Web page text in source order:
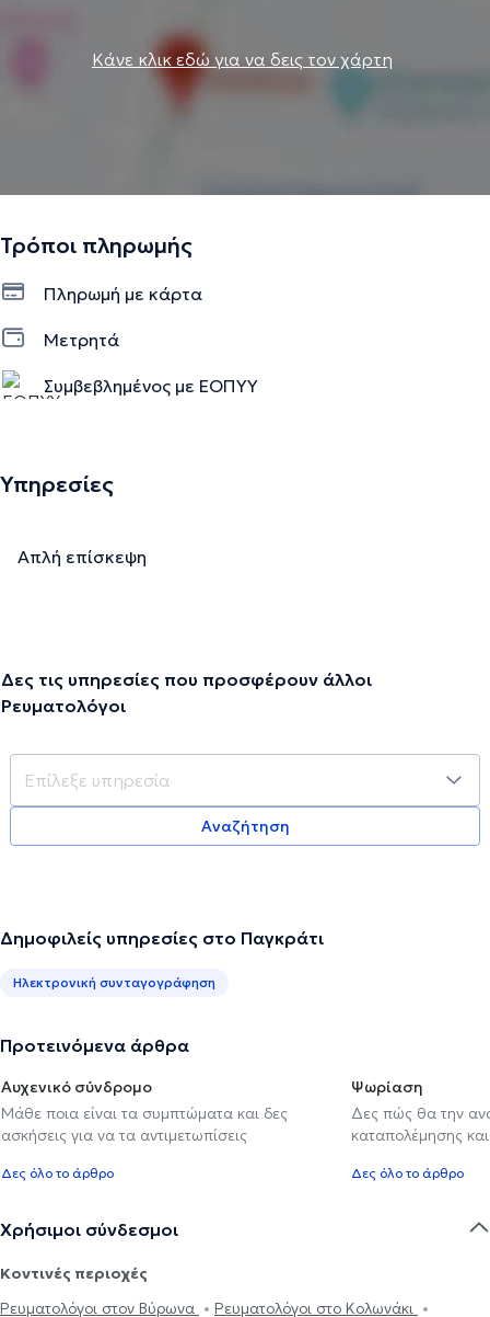
Κάνε κλικ εδώ για να δεις τον χάρτη
Τρόποι πληρωμής
Πληρωμή με κάρτα
Μετρητά
Συμβεβλημένος με ΕΟΠΥΥ
Υπηρεσίες
Απλή επίσκεψη
Δες τις υπηρεσίες που προσφέρουν άλλοι
Ρευματολόγοι
Αναζήτηση
Δημοφιλείς υπηρεσίες στο Παγκράτι
Ηλεκτρονική συνταγογράφηση
Προτεινόμενα άρθρα
Αυχενικό σύνδρομο
Μάθε ποια είναι τα συμπτώματα και δες
ασκήσεις για να τα αντιμετωπίσεις
Δες όλο το άρθρο
Ψωρίαση
Δες πώς θα την
καταπολέμησης
Δες όλο το άρθρο
Χρήσιμοι σύνδεσμοι
Κοντινές περιοχές
Ρευματολόγοι στον Βύρωνα
Ρευματολόγοι στο Κολωνάκι